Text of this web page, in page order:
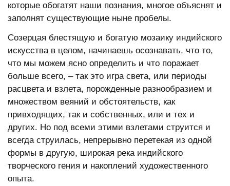
которые обогатят наши познания, многое объяснят и
заполнят существующие ныне пробелы.
Созерцая блестящую и богатую мозаику индийского
искусства в целом, начинаешь осознавать, что то,
что мы можем ясно определить и что поражает
больше всего, – так это игра света, или периоды
расцвета и взлета, порожденные разнообразием и
множеством веяний и обстоятельств, как
привходящих, так и собственных, или и тех и
других. Но под всеми этими взлетами струится и
всегда струилась, непрерывно перетекая из одной
формы в другую, широкая река индийского
творческого гения и накоплений художественного
опыта.